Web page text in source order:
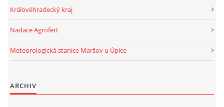
Královéhradecký kraj
Nadace Agrofert
Meteorologická stanice Maršov u Úpice
ARCHIV